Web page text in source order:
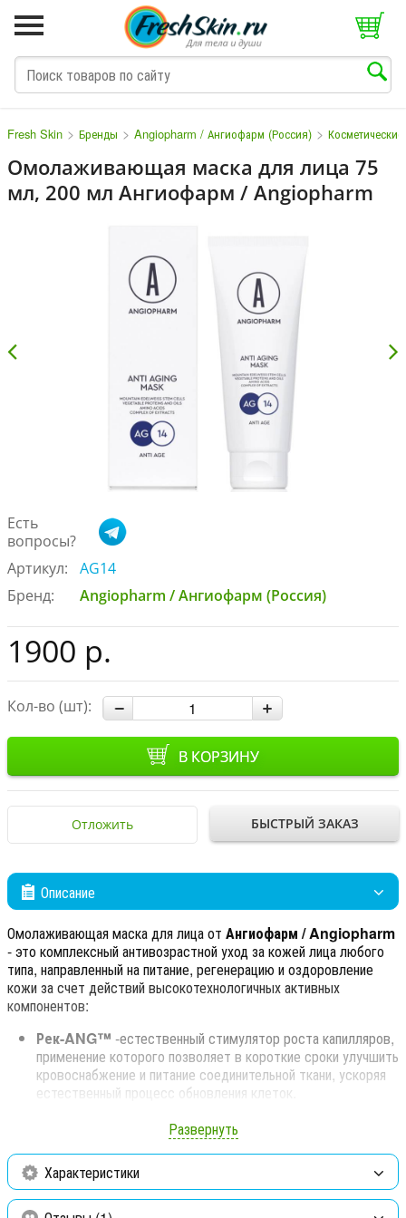
Fresh Skin > Бренды > Angiopharm / Ангиофарм (Россия) >
Омолаживающая маска для лица 75
мл, 200 мл Ангиофарм / Angiopharm
Есть
вопросы?
Артикул:
AG14
Бренд:
Angiopharm / Ангиофарм (Россия)
1900 р.
Кол-во (шт):
В КОРЗИНУ
Отложить БЫСТРЫЙ ЗАКАЗ
Описание
Омолаживающая маска для лица от Ангиофарм / Angiopharm
- это комплексный антивозрастной уход за кожей лица любого
типа, направленный на питание, регенерацию и оздоровление
кожи за счет действий высокотехнологичных активных
компонентов:
Рек-ANG™ -естественный стимулятор роста капилляров,
применение которого позволяет в короткие сроки улучшить
кровоснабжение и питание соединительной ткани, ускоряя
естественный процесс обновления клеток.
- уникальный пептид против морщин, является
безопасной альтернативой Botulinum Tоxin A.
Optim Hyal™- содержит гликокины, которые
стимулируют синтез гиалуроновой кислоты для
оптимального увлажнения.
Развернуть
Характеристики